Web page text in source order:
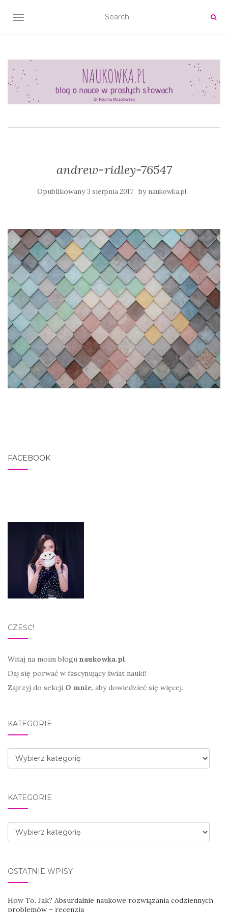
TOGGLE NAVIGATION
andrew-ridley-76547
Opublikowany 3 sierpnia 2017 by naukowka.pl
FACEBOOK
CZEŚĆ!
Witaj na moim blogu naukowka.pl.
Daj się porwać w fascynujący świat nauki!
Zajrzyj do sekcji O mnie, aby dowiedzieć się więcej.
KATEGORIE
Kategorie
KATEGORIE
Kategorie
OSTATNIE WPISY
How To. Jak? Absurdalnie naukowe rozwiązania codziennych
problemów – recenzja